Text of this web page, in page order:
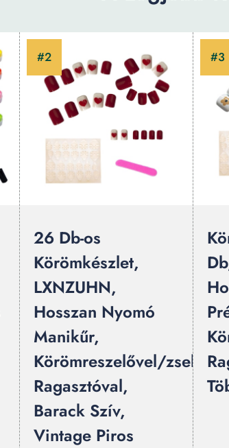
26 Db-os
Körömkészlet,
LXNZUHN,
Hosszan Nyomó
Manikűr,
Körömreszelővel/zselé
Ragasztóval,
Barack Szív,
Vintage Piros